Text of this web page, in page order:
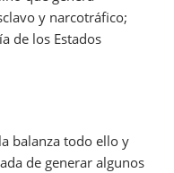
y narcotráfico;
de los Estados
balanza todo ello y
de generar algunos